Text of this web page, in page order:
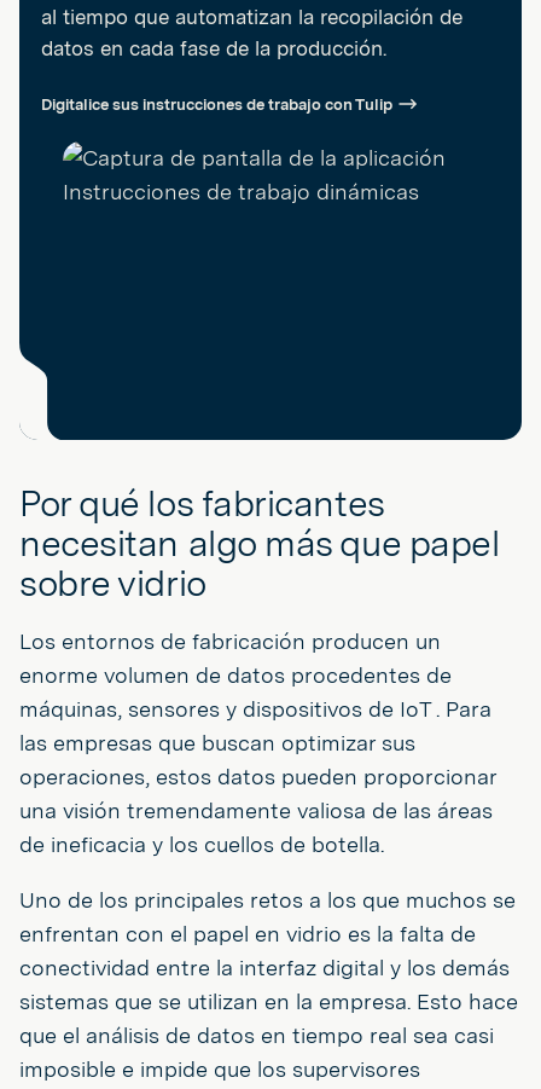
al tiempo que automatizan la recopilación de
datos en cada fase de la producción.
Digitalice sus instrucciones de trabajo con Tulip
Por qué los fabricantes
necesitan algo más que papel
sobre vidrio
Los entornos de fabricación producen un
enorme volumen de datos procedentes de
máquinas, sensores y dispositivos de IoT . Para
las empresas que buscan optimizar sus
operaciones, estos datos pueden proporcionar
una visión tremendamente valiosa de las áreas
de ineficacia y los cuellos de botella.
Uno de los principales retos a los que muchos se
enfrentan con el papel en vidrio es la falta de
conectividad entre la interfaz digital y los demás
sistemas que se utilizan en la empresa. Esto hace
que el análisis de datos en tiempo real sea casi
imposible e impide que los supervisores